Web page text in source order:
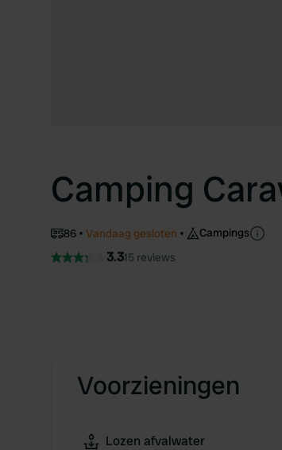
Camping
86 Vandaag gesloten Campings
3.315 reviews
Voorzieningen
Lozen afvalwater